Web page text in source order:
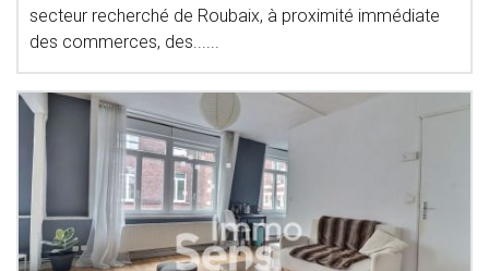
secteur recherché de Roubaix, à proximité immédiate
des commerces, des......